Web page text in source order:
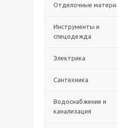
Отделочные
Инструменты и
спецодежда
Электрика
Сантехника
Водоснабжение и
канализация